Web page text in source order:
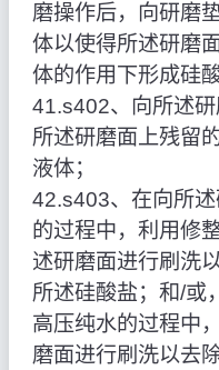
磨操作后，向研磨
体以使得所述研磨
体的作用下形成硅酸
41.s402、向所述
所述研磨面上残留
液体；
42.s403、在向所
的过程中，利用修
述研磨面进行刷洗
所述硅酸盐；和/或
高压纯水的过程中
磨面进行刷洗以去